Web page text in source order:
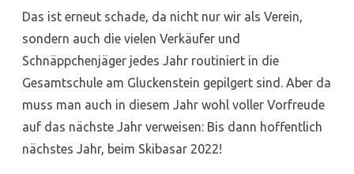
Das ist erneut schade, da nicht nur wir als Verein,
sondern auch die vielen Verkäufer und
Schnäppchenjäger jedes Jahr routiniert in die
Gesamtschule am Gluckenstein gepilgert sind. Aber da
muss man auch in diesem Jahr wohl voller Vorfreude
auf das nächste Jahr verweisen: Bis dann hoffentlich
nächstes Jahr, beim Skibasar 2022!